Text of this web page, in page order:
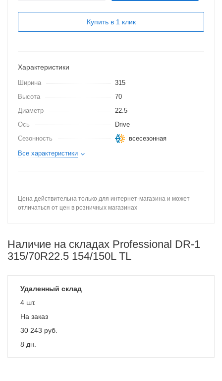
Купить в 1 клик
Характеристики
Ширина
315
Высота
70
Диаметр
22.5
Ось
Drive
Сезонность
всесезонная
Все характеристики
Цена действительна только для интернет-магазина и может
отличаться от цен в розничных магазинах
Наличие на складах Professional DR-1
315/70R22.5 154/150L TL
Удаленный склад
4 шт.
На заказ
30 243 руб.
8 дн.